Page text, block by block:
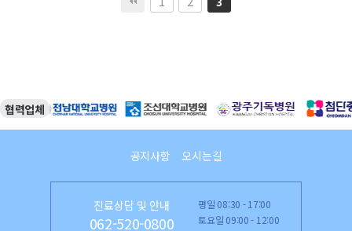
협력업체
공지사항 오시는길
진료상담 및 안내
062-520-0800
평일 08:30 - 17:00
토요일 09:00 - 12:00